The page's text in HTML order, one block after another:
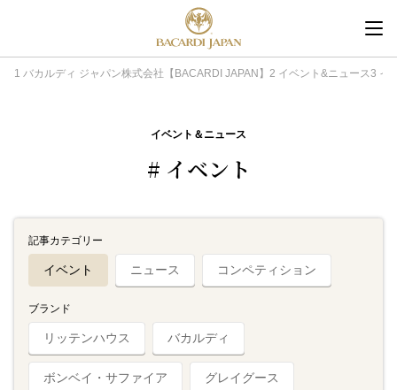
を
バカルディ ジャパン株式会社【BACARDI JAPAN】 イベント&ニュース イ
イベント＆ニュース
# イベント
記事カテゴリー
イベント ニュース コンペティション
ブランド
リッテンハウス バカルディ
ボンベイ・サファイア グレイグース